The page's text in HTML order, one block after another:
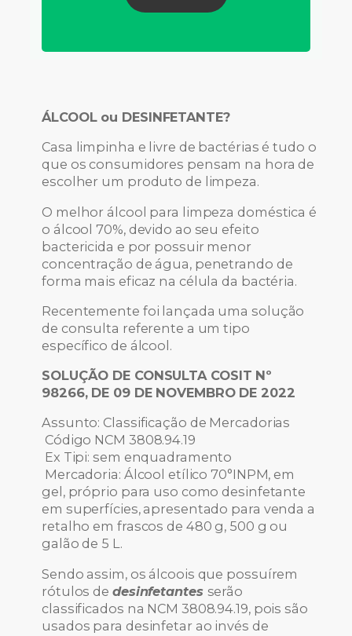
ÁLCOOL ou DESINFETANTE?
Casa limpinha e livre de bactérias é tudo o
que os consumidores pensam na hora de
escolher um produto de limpeza.
O melhor álcool para limpeza doméstica é
o álcool 70%, devido ao seu efeito
bactericida e por possuir menor
concentração de água, penetrando de
forma mais eficaz na célula da bactéria.
Recentemente foi lançada uma solução
de consulta referente a um tipo
específico de álcool.
SOLUÇÃO DE CONSULTA COSIT Nº
98266, DE 09 DE NOVEMBRO DE 2022
Assunto: Classificação de Mercadorias
Código NCM 3808.94.19
Ex Tipi: sem enquadramento
Mercadoria: Álcool etílico 70°INPM, em
gel, próprio para uso como desinfetante
em superfícies, apresentado para venda a
retalho em frascos de 480 g, 500 g ou
galão de 5 L.
Sendo assim, os álcoois que possuírem
rótulos de desinfetantes serão
classificados na NCM 3808.94.19, pois são
usados para desinfetar ao invés de